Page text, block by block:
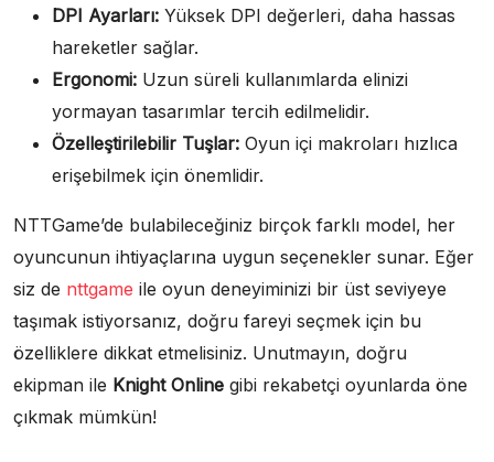
DPI Ayarları: Yüksek DPI değerleri, daha hassas
hareketler sağlar.
Ergonomi: Uzun süreli kullanımlarda elinizi
yormayan tasarımlar tercih edilmelidir.
Özelleştirilebilir Tuşlar: Oyun içi makroları hızlıca
erişebilmek için önemlidir.
NTTGame’de bulabileceğiniz birçok farklı model, her
oyuncunun ihtiyaçlarına uygun seçenekler sunar. Eğer
siz de nttgame ile oyun deneyiminizi bir üst seviyeye
taşımak istiyorsanız, doğru fareyi seçmek için bu
özelliklere dikkat etmelisiniz. Unutmayın, doğru
ekipman ile Knight Online gibi rekabetçi oyunlarda öne
çıkmak mümkün!